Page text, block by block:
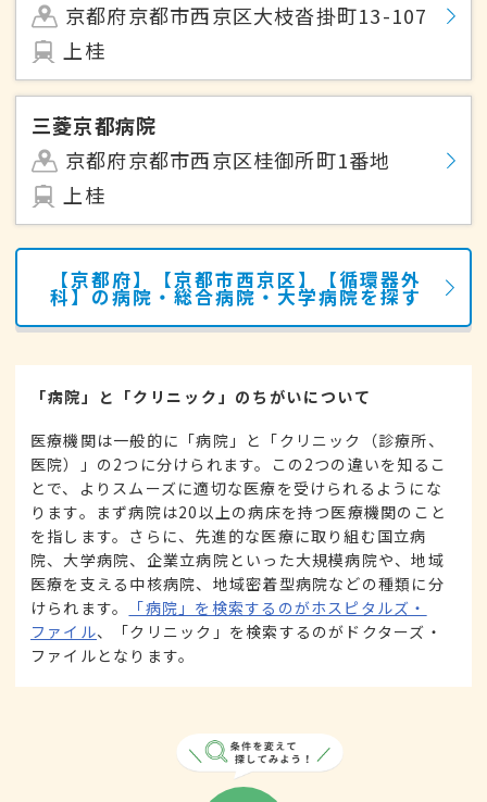
京都府京都市西京区大枝沓掛町13-107
上桂
三菱京都病院
京都府京都市西京区桂御所町1番地
上桂
【京都府】【京都市西京区】【循環器外
科】の病院・総合病院・大学病院を探す
「病院」と「クリニック」のちがいについて
医療機関は一般的に「病院」と「クリニック（診療所、
医院）」の2つに分けられます。この2つの違いを知るこ
とで、よりスムーズに適切な医療を受けられるようにな
ります。まず病院は20以上の病床を持つ医療機関のこと
を指します。さらに、先進的な医療に取り組む国立病
院、大学病院、企業立病院といった大規模病院や、地域
医療を支える中核病院、地域密着型病院などの種類に分
けられます。
「病院」を検索するのがホスピタルズ・
ファイル、「クリニック」を検索するのがドクターズ・
ファイルとなります。